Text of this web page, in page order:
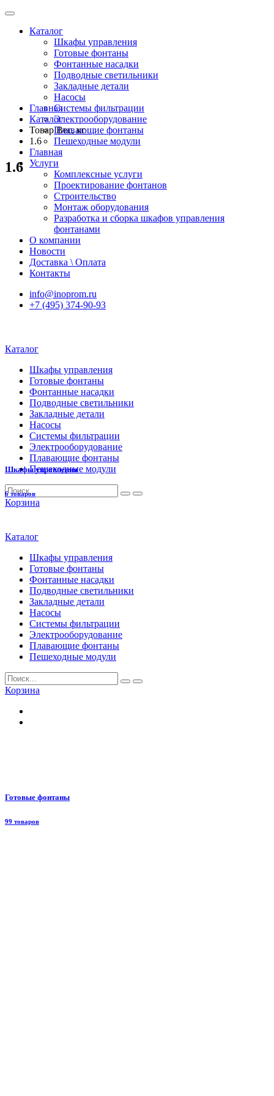
Каталог
Шкафы управления
Готовые фонтаны
Фонтанные насадки
Подводные светильники
Закладные детали
Насосы
Системы фильтрации
Электрооборудование
Плавающие фонтаны
Пешеходные модули
Главная
Услуги
Комплексные услуги
Проектирование фонтанов
Строительство
Монтаж оборудования
Разработка и сборка шкафов управления
фонтанами
О компании
Новости
Доставка \ Оплата
Контакты
info@inoprom.ru
+7 (495) 374-90-93
Каталог
Шкафы управления
Готовые фонтаны
Фонтанные насадки
Подводные светильники
Закладные детали
Насосы
Системы фильтрации
Электрооборудование
Плавающие фонтаны
Пешеходные модули
Корзина
Каталог
Шкафы управления
Готовые фонтаны
Фонтанные насадки
Подводные светильники
Закладные детали
Насосы
Системы фильтрации
Электрооборудование
Плавающие фонтаны
Пешеходные модули
Корзина
Главная
Каталог
Товар Вес, кг
1.6
1.6
Шкафы управления
6 товаров
Готовые фонтаны
99 товаров